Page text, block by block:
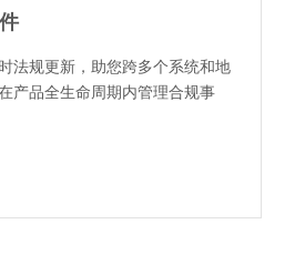
法规更新，助您跨多个系统和地
产品全生命周期内管理合规事